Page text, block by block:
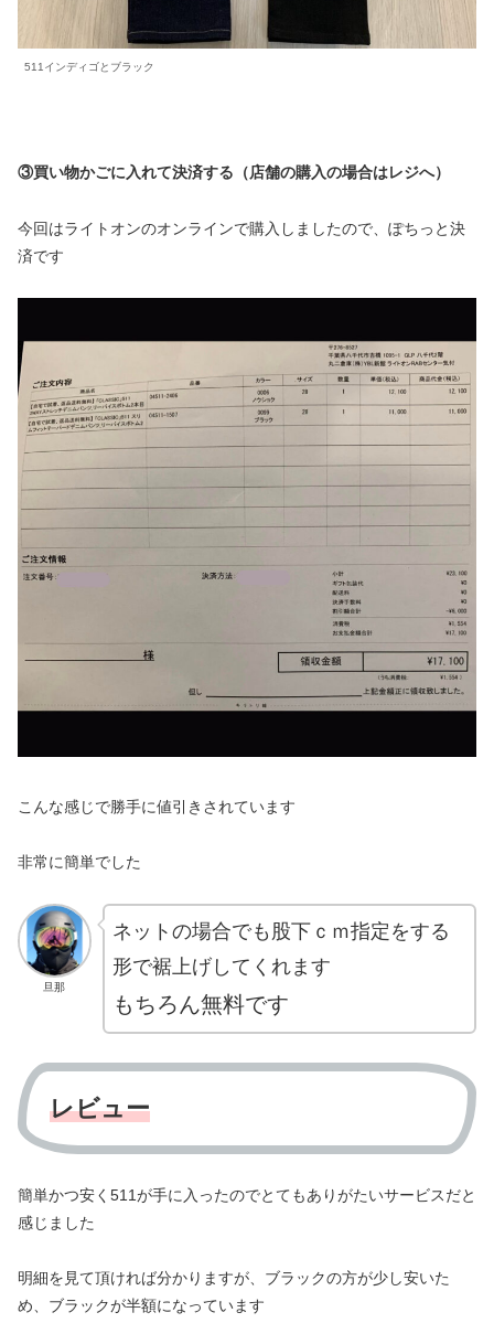
511インディゴとブラック
③買い物かごに入れて決済する（店舗の購入の場合はレジへ）
今回はライトオンのオンラインで購入しましたので、ぽちっと決
済です
こんな感じで勝手に値引きされています
非常に簡単でした
旦那
ネットの場合でも股下ｃｍ指定をする
形で裾上げしてくれます
もちろん無料です
レビュー
簡単かつ安く511が手に入ったのでとてもありがたいサービスだと
感じました
明細を見て頂ければ分かりますが、ブラックの方が少し安いた
め、ブラックが半額になっています